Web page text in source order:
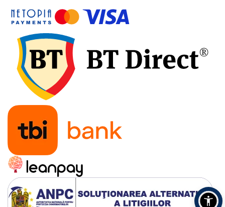
Tehnica diamantata
Masini de carotat
Masini de canelat
Carote diamantate
Discuri diamantate
Freze diamantate
Masini de sapat
Masini de sapat santuri (Trenchere)
Foreze pentru subtraversari
Accesorii pentru santier
Tubulatura evacuare deseuri
Parapeti rutieri
Arzatoare izolatii cu gaz
Scule si unelte
Scule electrice